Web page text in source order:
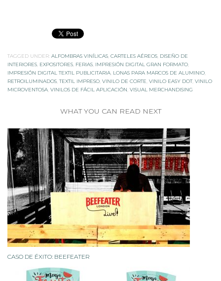
TAGGED UNDER: ALFOMBRAS VINÍLICAS CARTELES AÉREOS DISEÑO DE
INTERIORES EXPOSITORES FERIAS IMPRESIÓN DIGITAL GRAN FORMATO
IMPRESIÓN DIGITAL TEXTIL PUBLICITARIA LONAS PARA MARCOS DE ALUMINIO
RETROILUMINADOS ,TEXTIL IMPRESO VINILO DE CORTE VINILO EASY DOT, VINILO
MICROVENTOSA VINILOS DE FÁCIL APLICACIÓN VISUAL MERCHANDISING
WHAT YOU CAN READ NEXT
CASO DE ÉXITO: BEEFEATER